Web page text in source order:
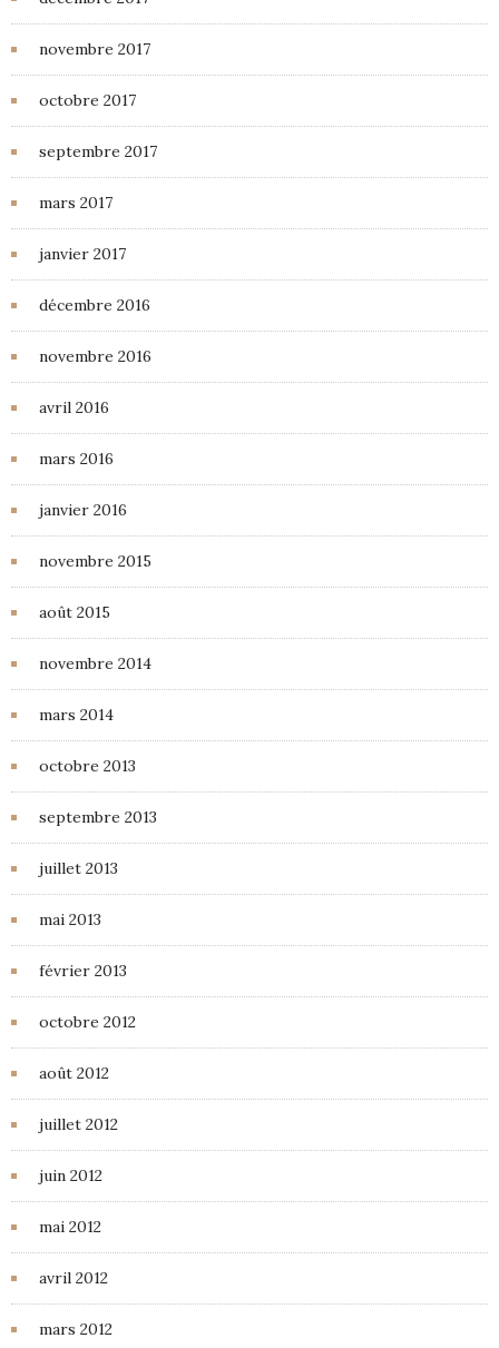
novembre 2017
octobre 2017
septembre 2017
mars 2017
janvier 2017
décembre 2016
novembre 2016
avril 2016
mars 2016
janvier 2016
novembre 2015
août 2015
novembre 2014
mars 2014
octobre 2013
septembre 2013
juillet 2013
mai 2013
février 2013
octobre 2012
août 2012
juillet 2012
juin 2012
mai 2012
avril 2012
mars 2012